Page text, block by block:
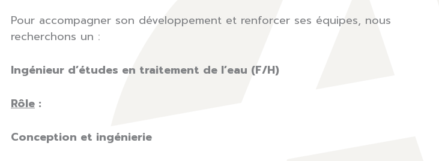
Pour accompagner son développement et renforcer ses équipes, nous
recherchons un :
Ingénieur d’études en traitement de l’eau (F/H)
Rôle :
Conception et ingénierie